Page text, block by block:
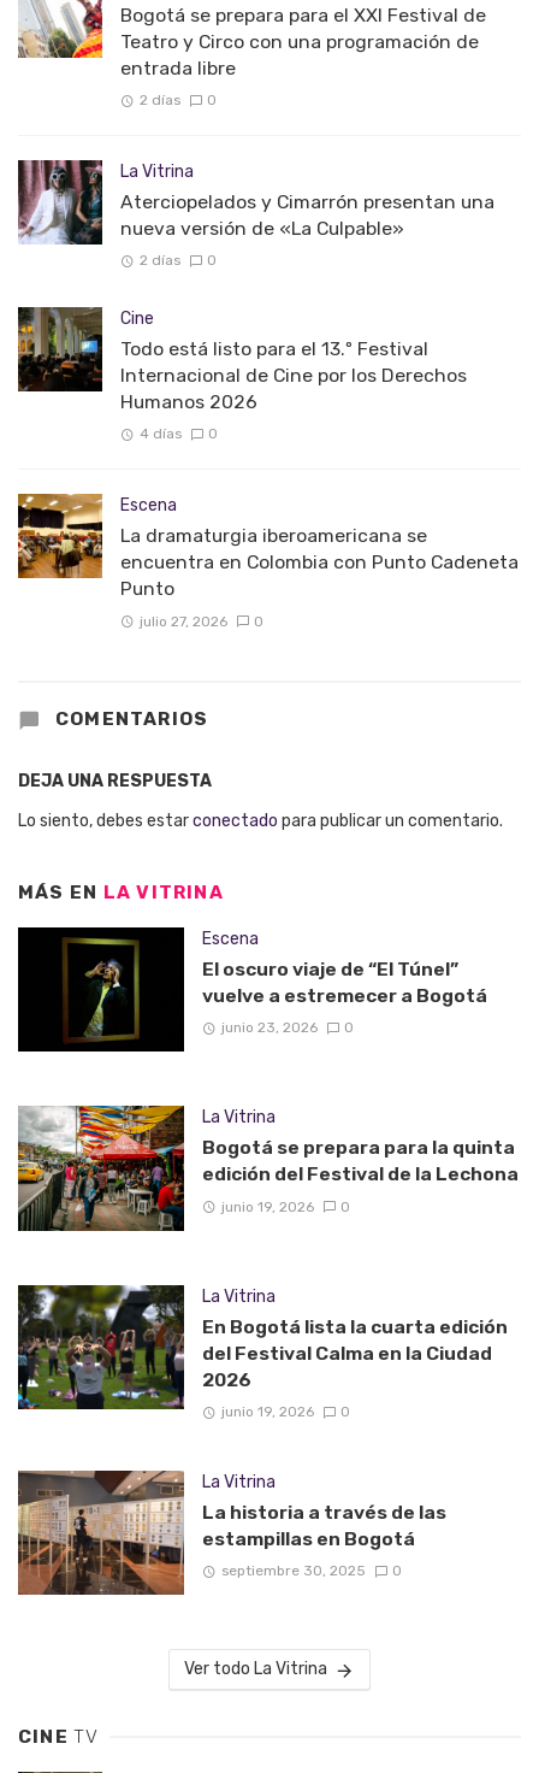
Bogotá se prepara para el XXI Festival de
Teatro y Circo con una programación de
entrada libre
2 días 0
La Vitrina
Aterciopelados y Cimarrón presentan una
nueva versión de «La Culpable»
2 días 0
Cine
Todo está listo para el 13.º Festival
Internacional de Cine por los Derechos
Humanos 2026
4 días 0
Escena
La dramaturgia iberoamericana se
encuentra en Colombia con Punto Cadeneta
Punto
julio 27, 2026 0
COMENTARIOS
DEJA UNA RESPUESTA
Lo siento, debes estarconectado para publicar un comentario.
MÁS EN LA VITRINA
Escena
El oscuro viaje de “El Túnel”
vuelve a estremecer a Bogotá
junio 23, 2026 0
La Vitrina
Bogotá se prepara para la quinta
edición del Festival de la Lechona
junio 19, 2026 0
La Vitrina
En Bogotá lista la cuarta edición
del Festival Calma en la Ciudad
2026
junio 19, 2026 0
La Vitrina
La historia a través de las
estampillas en Bogotá
septiembre 30, 2025 0
Ver todo La Vitrina
CINETV